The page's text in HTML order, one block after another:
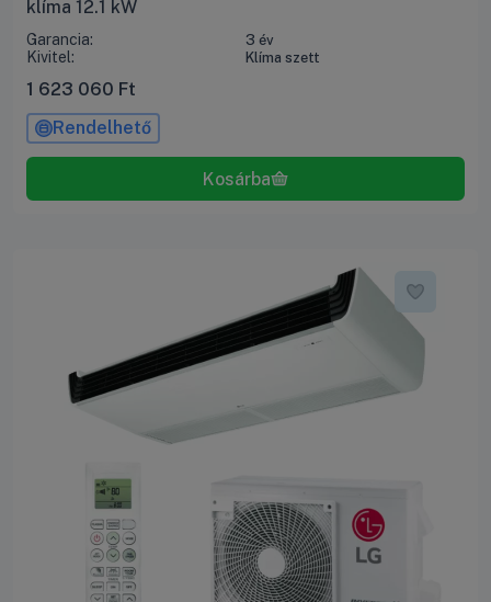
klíma 12.1 kW
Garancia: 3 év
Kivitel: Klíma szett
1 623 060 Ft
Rendelhető